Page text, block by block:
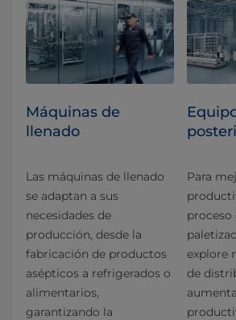
Máquinas de
llenado
Las máquinas de llenado
se adaptan a sus
necesidades de
producción, desde la
fabricación de productos
asépticos a refrigerados o
alimentarios,
garantizando la
Para
proceso
explore
de